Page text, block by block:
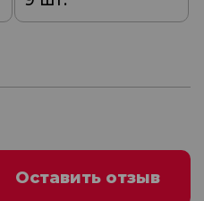
Оставить отзыв